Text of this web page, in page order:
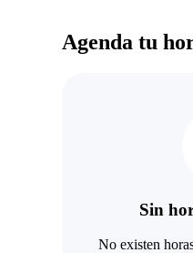
Agenda tu
Sin
No existen